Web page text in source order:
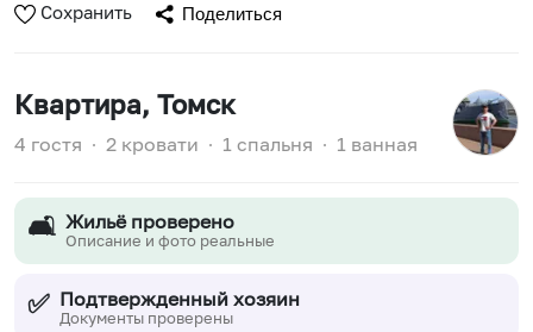
Сохранить Поделиться
Квартира, Томск
4 гостя ∙ 2 кровати ∙ 1 спальня ∙ 1 ванная
🛋️ Жильё проверено
Описание и фото реальные
✅ Подтвержденный хозяин
Документы проверены